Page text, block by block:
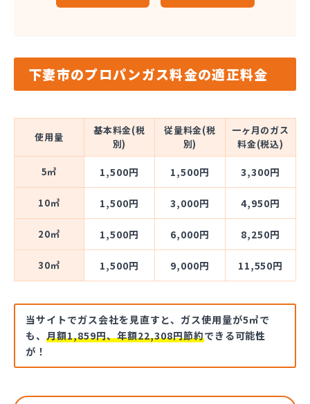
下妻市のプロパンガス料金の適正料金
使用量
基本料金(税
別)
従量料金(税
別)
一ヶ月のガス
料金(税込)
5㎥ 1,500円 1,500円 3,300円
10㎥ 1,500円 3,000円 4,950円
20㎥ 1,500円 6,000円 8,250円
30㎥ 1,500円 9,000円 11,550円
当サイトでガス会社を見直すと、ガス使用量が5㎥で
も、 月額1,859円、年額22,308円節約できる可能性
が！